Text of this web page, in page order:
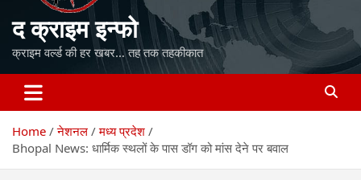
द क्राइम इन्फो
क्राइम वर्ल्ड की हर खबर… तह तक तहकीकात
Home नेशनल
मध्य प्रदेश
Bhopal News: धार्मिक स्थलों के पास डॉग को मांस देने पर बवाल